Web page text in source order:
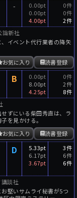
-
0.00pt
0.00pt
4.00pt
0件
0件
2件
論新社
イベント代行業者の降矢
読書登録
お気に入り
B
0.00pt
8.00pt
4.25pt
0件
2件
8件
ずにいる柴田秀直は、ラ
を見かける。
読書登録
お気に入り
D
5.33pt
6.17pt
3.67pt
3件
6件
6件
談社
堅いサムライ秘書が5つ